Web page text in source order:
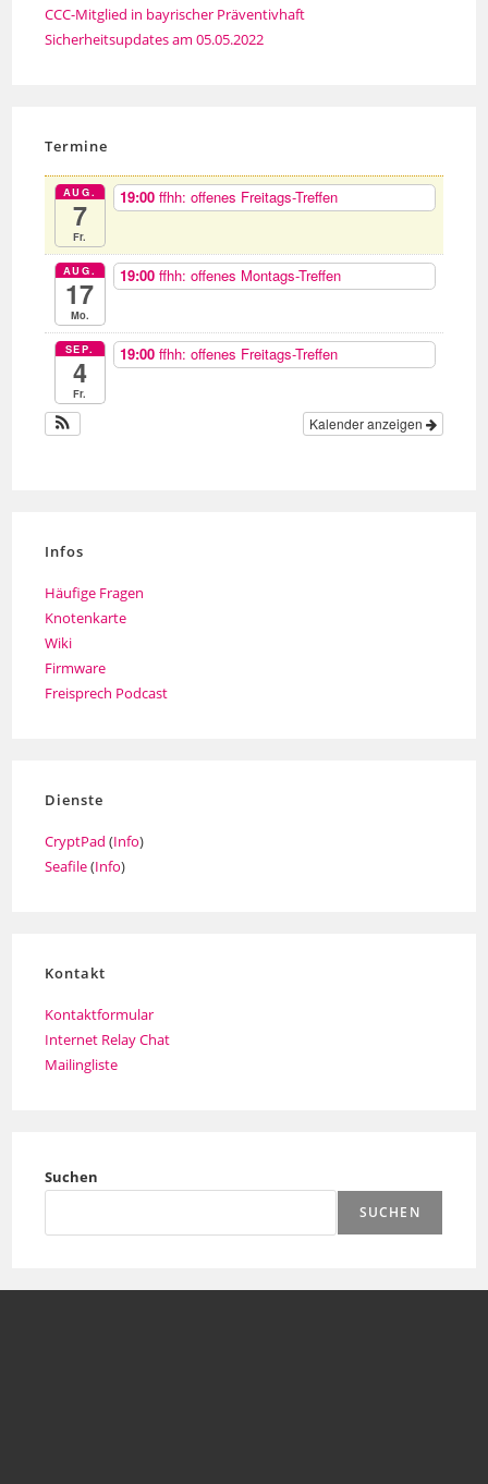
CCC-Mitglied in bayrischer Präventivhaft
Sicherheitsupdates am 05.05.2022
Termine
AUG.
7
Fr.
19:00 ffhh: offenes Freitags-Treffen
AUG.
17
Mo.
19:00 ffhh: offenes Montags-Treffen
SEP.
4
Fr.
19:00 ffhh: offenes Freitags-Treffen
Kalender anzeigen
Infos
Häufige Fragen
Knotenkarte
Wiki
Firmware
Freisprech Podcast
Dienste
CryptPad (Info)
Seafile(Info)
Kontakt
Kontaktformular
Internet Relay Chat
Mailingliste
Suchen
SUCHEN